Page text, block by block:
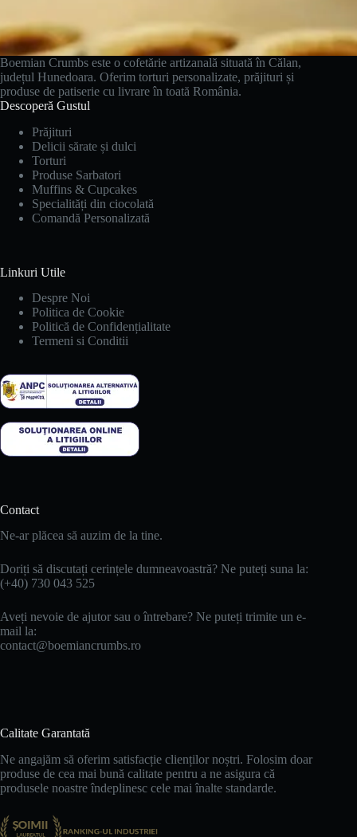
Boemian Crumbs este o cofetărie artizanală situată în Călan,
județul Hunedoara. Oferim torturi personalizate, prăjituri și
produse de patiserie cu livrare în toată România.
Descoperă Gustul
Prăjituri
Delicii sărate și dulci
Torturi
Produse Sarbatori
Muffins & Cupcakes
Specialități din ciocolată
Comandă Personalizată
Linkuri Utile
Despre Noi
Politica de Cookie
Politică de Confidențialitate
Termeni si Conditii
Contact
Ne-ar plăcea să auzim de la tine.
Doriți să discutați cerințele dumneavoastră? Ne puteți suna la:
(+40) 730 043 525
Aveți nevoie de ajutor sau o întrebare? Ne puteți trimite un e-
mail la:
contact@boemiancrumbs.ro
Calitate Garantată
Ne angajăm să oferim satisfacție clienților noștri. Folosim doar
produse de cea mai bună calitate pentru a ne asigura că
produsele noastre îndeplinesc cele mai înalte standarde.